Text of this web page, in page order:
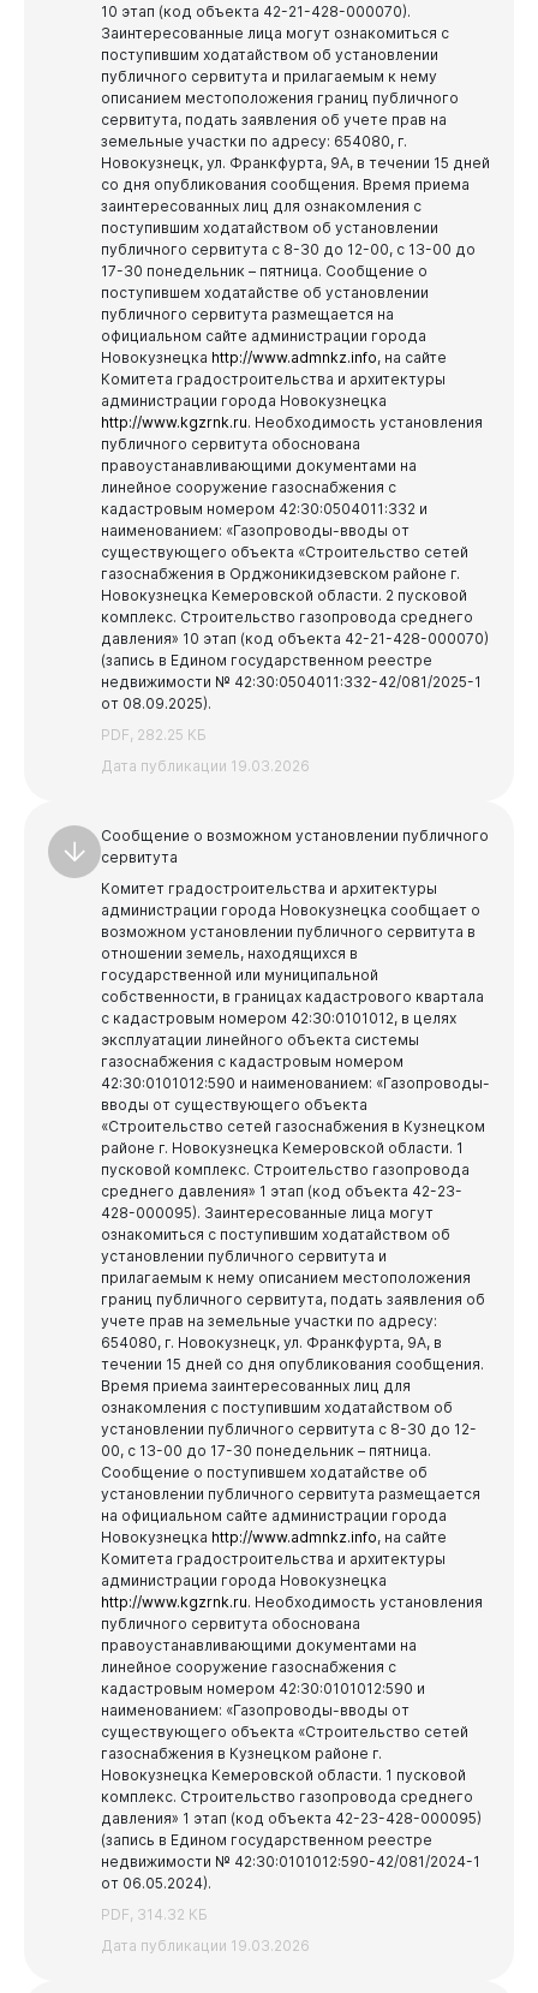
10 этап (код объекта 42-21-428-000070).
Заинтересованные лица могут ознакомиться с
поступившим ходатайством об установлении
публичного сервитута и прилагаемым к нему
описанием местоположения границ публичного
сервитута, подать заявления об учете прав на
земельные участки по адресу: 654080, г.
Новокузнецк, ул. Франкфурта, 9А, в течении 15 дней
со дня опубликования сообщения. Время приема
заинтересованных лиц для ознакомления с
поступившим ходатайством об установлении
публичного сервитута с 8-30 до 12-00, с 13-00 до
17-30 понедельник – пятница. Сообщение о
поступившем ходатайстве об установлении
публичного сервитута размещается на
официальном сайте администрации города
Новокузнецка http://www.admnkz.info, на сайте
Комитета градостроительства и архитектуры
администрации города Новокузнецка
http://www.kgzrnk.ru. Необходимость установления
публичного сервитута обоснована
правоустанавливающими документами на
линейное сооружение газоснабжения с
кадастровым номером 42:30:0504011:332 и
наименованием: «Газопроводы-вводы от
существующего объекта «Строительство сетей
газоснабжения в Орджоникидзевском районе г.
Новокузнецка Кемеровской области. 2 пусковой
комплекс. Строительство газопровода среднего
давления» 10 этап (код объекта 42-21-428-000070)
(запись в Едином государственном реестре
недвижимости № 42:30:0504011:332-42/081/2025-1
от 08.09.2025).
PDF, 282.25 КБ
Дата публикации 19.03.2026
Сообщение о возможном установлении публичного
сервитута
Комитет градостроительства и архитектуры
администрации города Новокузнецка сообщает о
возможном установлении публичного сервитута в
отношении земель, находящихся в
государственной или муниципальной
собственности, в границах кадастрового квартала
с кадастровым номером 42:30:0101012, в целях
эксплуатации линейного объекта системы
газоснабжения с кадастровым номером
42:30:0101012:590 и наименованием: «Газопроводы-
вводы от существующего объекта
«Строительство сетей газоснабжения в Кузнецком
районе г. Новокузнецка Кемеровской области. 1
пусковой комплекс. Строительство газопровода
среднего давления» 1 этап (код объекта 42-23-
428-000095). Заинтересованные лица могут
ознакомиться с поступившим ходатайством об
установлении публичного сервитута и
прилагаемым к нему описанием местоположения
границ публичного сервитута, подать заявления об
учете прав на земельные участки по адресу:
654080, г. Новокузнецк, ул. Франкфурта, 9А, в
течении 15 дней со дня опубликования сообщения.
Время приема заинтересованных лиц для
ознакомления с поступившим ходатайством об
установлении публичного сервитута с 8-30 до 12-
00, с 13-00 до 17-30 понедельник – пятница.
Сообщение о поступившем ходатайстве об
установлении публичного сервитута размещается
на официальном сайте администрации города
Новокузнецка http://www.admnkz.info, на сайте
Комитета градостроительства и архитектуры
администрации города Новокузнецка
http://www.kgzrnk.ru. Необходимость установления
публичного сервитута обоснована
правоустанавливающими документами на
линейное сооружение газоснабжения с
кадастровым номером 42:30:0101012:590 и
наименованием: «Газопроводы-вводы от
существующего объекта «Строительство сетей
газоснабжения в Кузнецком районе г.
Новокузнецка Кемеровской области. 1 пусковой
комплекс. Строительство газопровода среднего
давления» 1 этап (код объекта 42-23-428-000095)
(запись в Едином государственном реестре
недвижимости № 42:30:0101012:590-42/081/2024-1
от 06.05.2024).
PDF, 314.32 КБ
Дата публикации 19.03.2026